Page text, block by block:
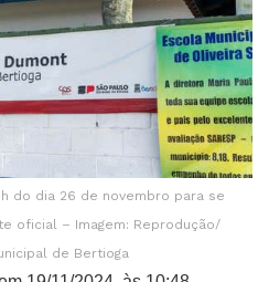
do dia 26 de novembro para se
oficial – Imagem: Reprodução/
de Bertioga